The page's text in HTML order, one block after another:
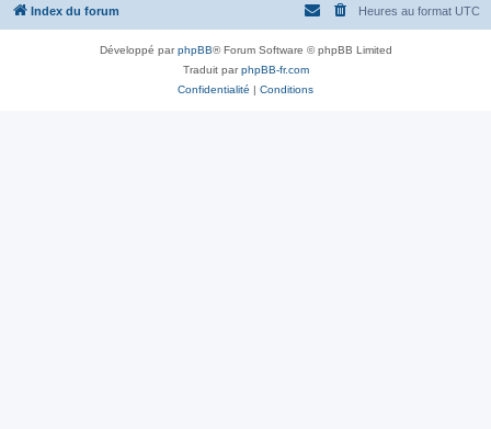
Index du forum Heures au format UTC
Développé parphpBB® Forum Software © phpBB Limited
Traduit parphpBB-fr.com
Confidentialité | Conditions